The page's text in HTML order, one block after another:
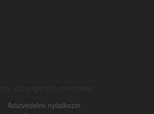
Adatvédelmi nyilatkozat